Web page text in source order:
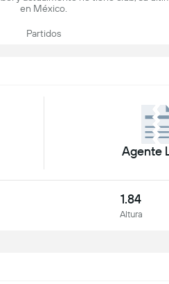
en México.
Partidos
Agente
1.84
Altura